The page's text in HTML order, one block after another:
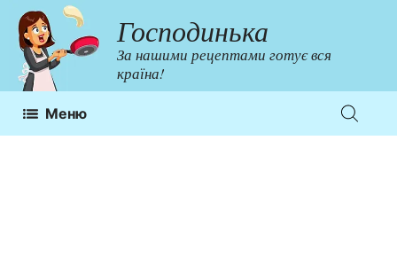
Перейти
до
контенту
Господинька
За нашими рецептами готує вся
країна!
Меню